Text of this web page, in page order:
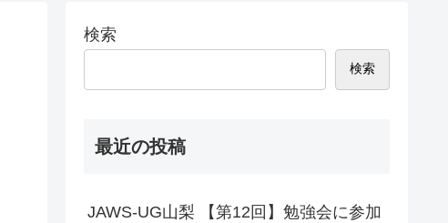
検索
検索
最近の投稿
JAWS-UG山梨 【第12回】勉強会に参加